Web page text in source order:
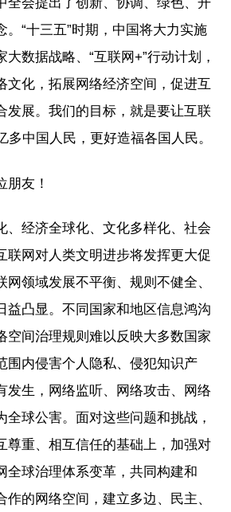
。“十三五”时期，中国将大力实施
数据战略、“互联网+”行动计划，
文化，拓展网络经济空间，促进互
发展。我们的目标，就是要让互联
多中国人民，更好造福各国人民。
朋友！
、经济全球化、文化多样化、社会
联网对人类文明进步将发挥更大促
领域发展不平衡、规则不健全、
益凸显。不同国家和地区信息鸿沟
空间治理规则难以反映大多数国家
围内侵害个人隐私、侵犯知识产
发生，网络监听、网络攻击、网络
全球公害。面对这些问题和挑战，
尊重、相互信任的基础上，加强对
全球治理体系变革，共同构建和
的网络空间，建立多边、民主、